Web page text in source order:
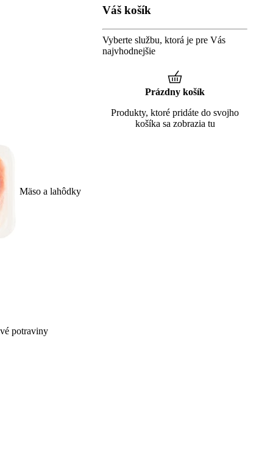
Mäso a lahôdky
potraviny
Váš košík
Vyberte službu, ktorá je pre Vás
najvhodnejšie
Prázdny košík
Produkty, ktoré pridáte do svojho
košíka sa zobrazia tu